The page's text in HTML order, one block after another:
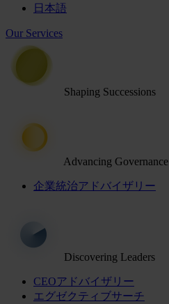
日本語
Our Services
Shaping Successions
Advancing Governance
企業統治アドバイザリー
Discovering Leaders
CEOアドバイザリー
エグゼクティブサーチ